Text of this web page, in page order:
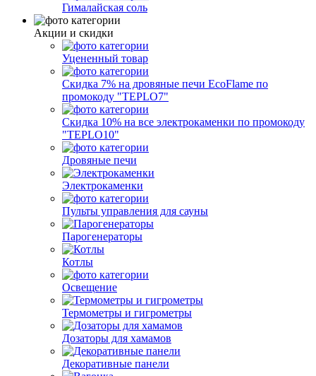
Гималайская соль
Акции и скидки
Уцененный товар
Скидка 7% на дровяные печи EcoFlame по
промокоду "TEPLO7"
Скидка 10% на все электрокаменки по промокоду
"TEPLO10"
Дровяные печи
Электрокаменки
Пульты управления для сауны
Парогенераторы
Котлы
Освещение
Термометры и гигрометры
Дозаторы для хамамов
Декоративные панели